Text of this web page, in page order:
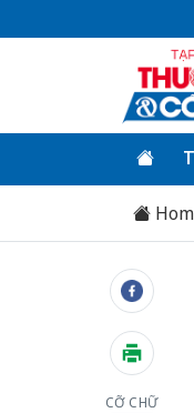
CỠ CHỮ